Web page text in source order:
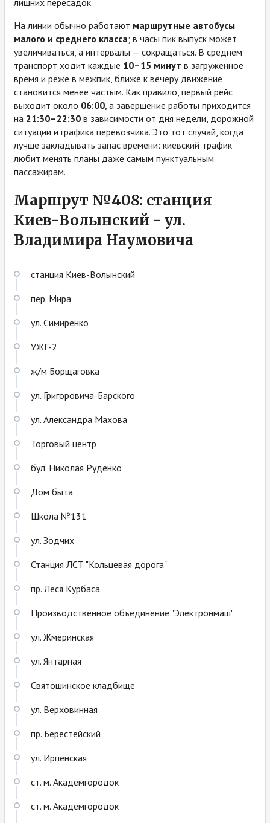
На линии обычно работают маршрутные автобусы
малого и среднего класса; в часы пик выпуск может
увеличиваться, а интервалы — сокращаться. В среднем
транспорт ходит каждые 10–15 минут в загруженное
время и реже в межпик, ближе к вечеру движение
становится менее частым. Как правило, первый рейс
выходит около 06:00 , а завершение работы приходится
на 21:30–22:30 в зависимости от дня недели, дорожной
ситуации и графика перевозчика. Это тот случай, когда
лучше закладывать запас времени: киевский трафик
любит менять планы даже самым пунктуальным
пассажирам.
Маршрут №408: станция
Киев-Волынский - ул.
Владимира Наумовича
станция Киев-Волынский
пер. Мира
ул. Симиренко
УЖГ-2
ж/м Борщаговка
ул. Григоровича-Барского
ул. Александра Махова
Торговый центр
бул. Николая Руденко
Дом быта
Школа №131
ул. Зодчих
Станция ЛСТ "Кольцевая дорога"
пр. Леся Курбаса
Производственное объединение "Электронмаш"
ул. Жмеринская
ул. Янтарная
Святошинское кладбище
ул. Верховинная
пр. Берестейский
ул. Ирпенская
ст. м. Академгородок
ст. м. Академгородок